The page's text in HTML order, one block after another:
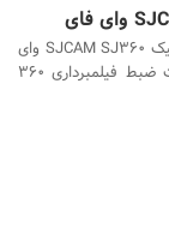
دوربین ورزشی پانورامیک SJCAM SJ360 وای
فای یک دوربین ورزشی از نوع پانوراما است که قابلیت ضبط فیلمبرداری 360